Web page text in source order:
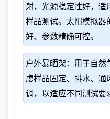
射，光源稳定性好，
样品测试。太阳模拟器
好、参数精确可控。
户外暴晒架：用于自
虑样品固定、排水、
调，以适应不同测试要